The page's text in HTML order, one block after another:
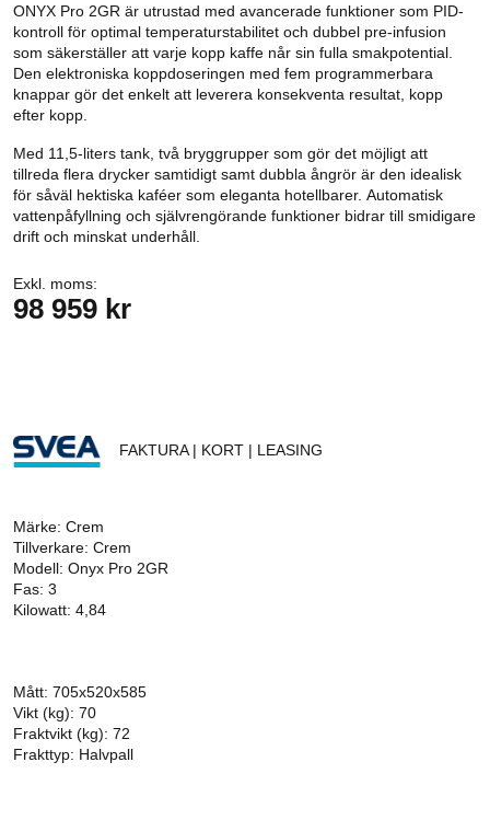
ONYX Pro 2GR är utrustad med avancerade funktioner som PID-
kontroll för optimal temperaturstabilitet och dubbel pre-infusion
som säkerställer att varje kopp kaffe når sin fulla smakpotential.
Den elektroniska koppdoseringen med fem programmerbara
knappar gör det enkelt att leverera konsekventa resultat, kopp
efter kopp.
Med 11,5-liters tank, två bryggrupper som gör det möjligt att
tillreda flera drycker samtidigt samt dubbla ångrör är den idealisk
för såväl hektiska kaféer som eleganta hotellbarer. Automatisk
vattenpåfyllning och självrengörande funktioner bidrar till smidigare
drift och minskat underhåll.
Exkl. moms:
98 959 kr
FAKTURA | KORT | LEASING
Märke: Crem
Tillverkare: Crem
Modell: Onyx Pro 2GR
Fas: 3
Kilowatt: 4,84
Mått: 705x520x585
Vikt (kg): 70
Fraktvikt (kg): 72
Frakttyp: Halvpall